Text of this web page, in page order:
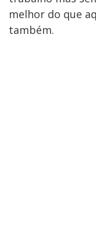
melhor do que
também.